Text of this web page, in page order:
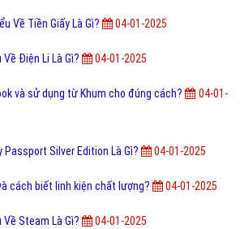
Về Tiền Giấy Là Gì? 04-01-2025
Điện Li Là Gì? 04-01-2025
và sử dụng từ Khum cho đúng cách?
04-01-
Passport Silver Edition Là Gì? 04-01-2025
cách biết linh kiện chất lượng? 04-01-2025
Steam Là Gì? 04-01-2025